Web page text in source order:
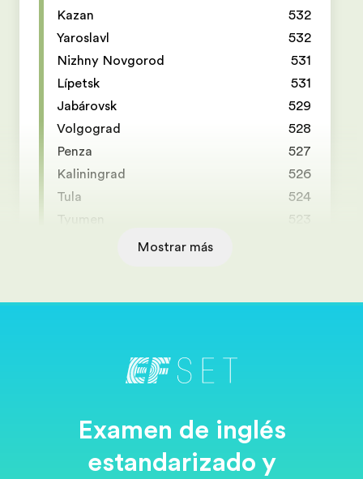
Kazan
532
Yaroslavl
532
Nizhny Novgorod
531
Lípetsk
531
Jabárovsk
529
Volgograd
528
Penza
527
Kaliningrad
526
Tula
524
Tyumen
523
Mostrar más
Examen de inglés
estandarizado y